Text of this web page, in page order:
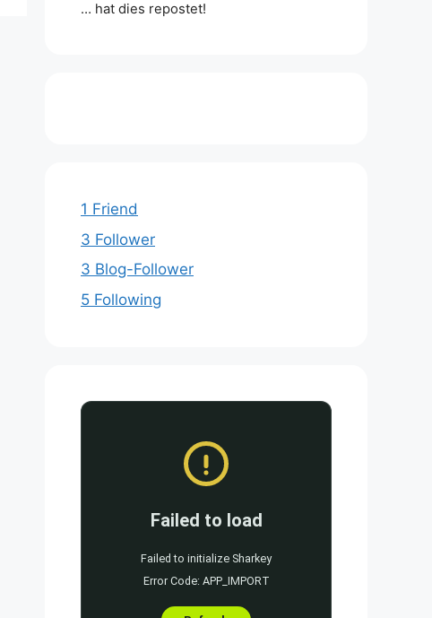
… hat dies repostet!
1 Friend
3 Follower
3 Blog-Follower
5 Following